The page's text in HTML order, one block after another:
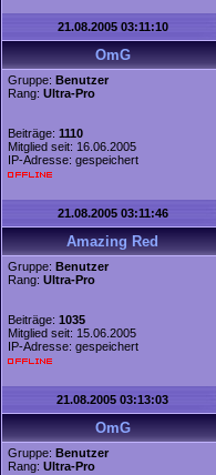
21.08.2005 03:11:10
OmG
Gruppe: Benutzer
Rang: Ultra-Pro
Beiträge: 1110
Mitglied seit: 16.06.2005
IP-Adresse: gespeichert
21.08.2005 03:11:46
Amazing Red
Gruppe: Benutzer
Rang: Ultra-Pro
Beiträge: 1035
Mitglied seit: 15.06.2005
IP-Adresse: gespeichert
21.08.2005 03:13:03
OmG
Gruppe: Benutzer
Rang: Ultra-Pro